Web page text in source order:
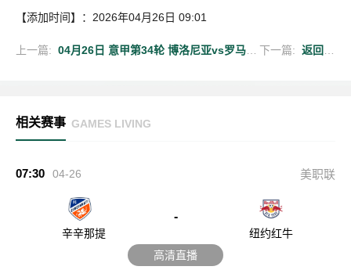
【添加时间】：2026年04月26日 09:01
上一篇: 04月26日 意甲第34轮 博洛尼亚vs罗马 全场录像 下一篇:返回列表
相关赛事 GAMES LIVING
07:30 04-26 美职联
辛辛那提
-
纽约红牛
高清直播